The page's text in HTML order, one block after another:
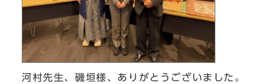
河村先生、磯垣様、ありがとうございました。